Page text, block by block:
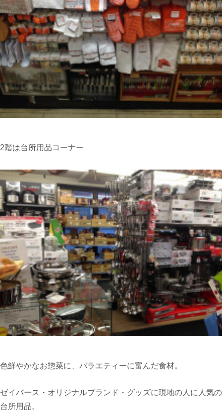
2階は台所用品コーナー
色鮮やかなお惣菜に、バラエティーに富んだ食材。
ゼイバース・オリジナルブランド・グッズに現地の人に人気の
台所用品。